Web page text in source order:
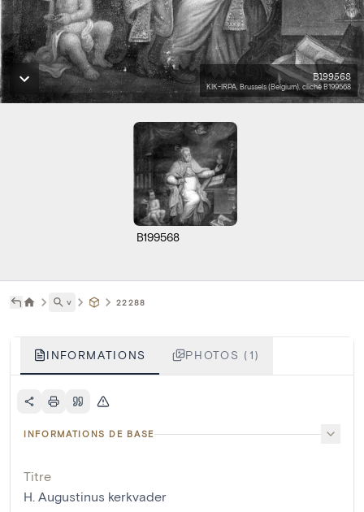
B199568
KIK-IRPA, Brussels (Belgium), cliché B199568
B199568
˅ 22288
INFORMATIONS PHOTOS (1)
INFORMATIONS DE BASE
Titre
H. Augustinus kerkvader